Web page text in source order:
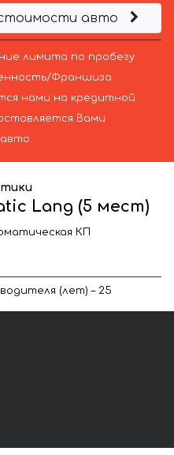
авто
лимита по пробегу
Франшиза.
нами на кредитной
Вами
Lang (5 мест)
КП
(лет) – 25